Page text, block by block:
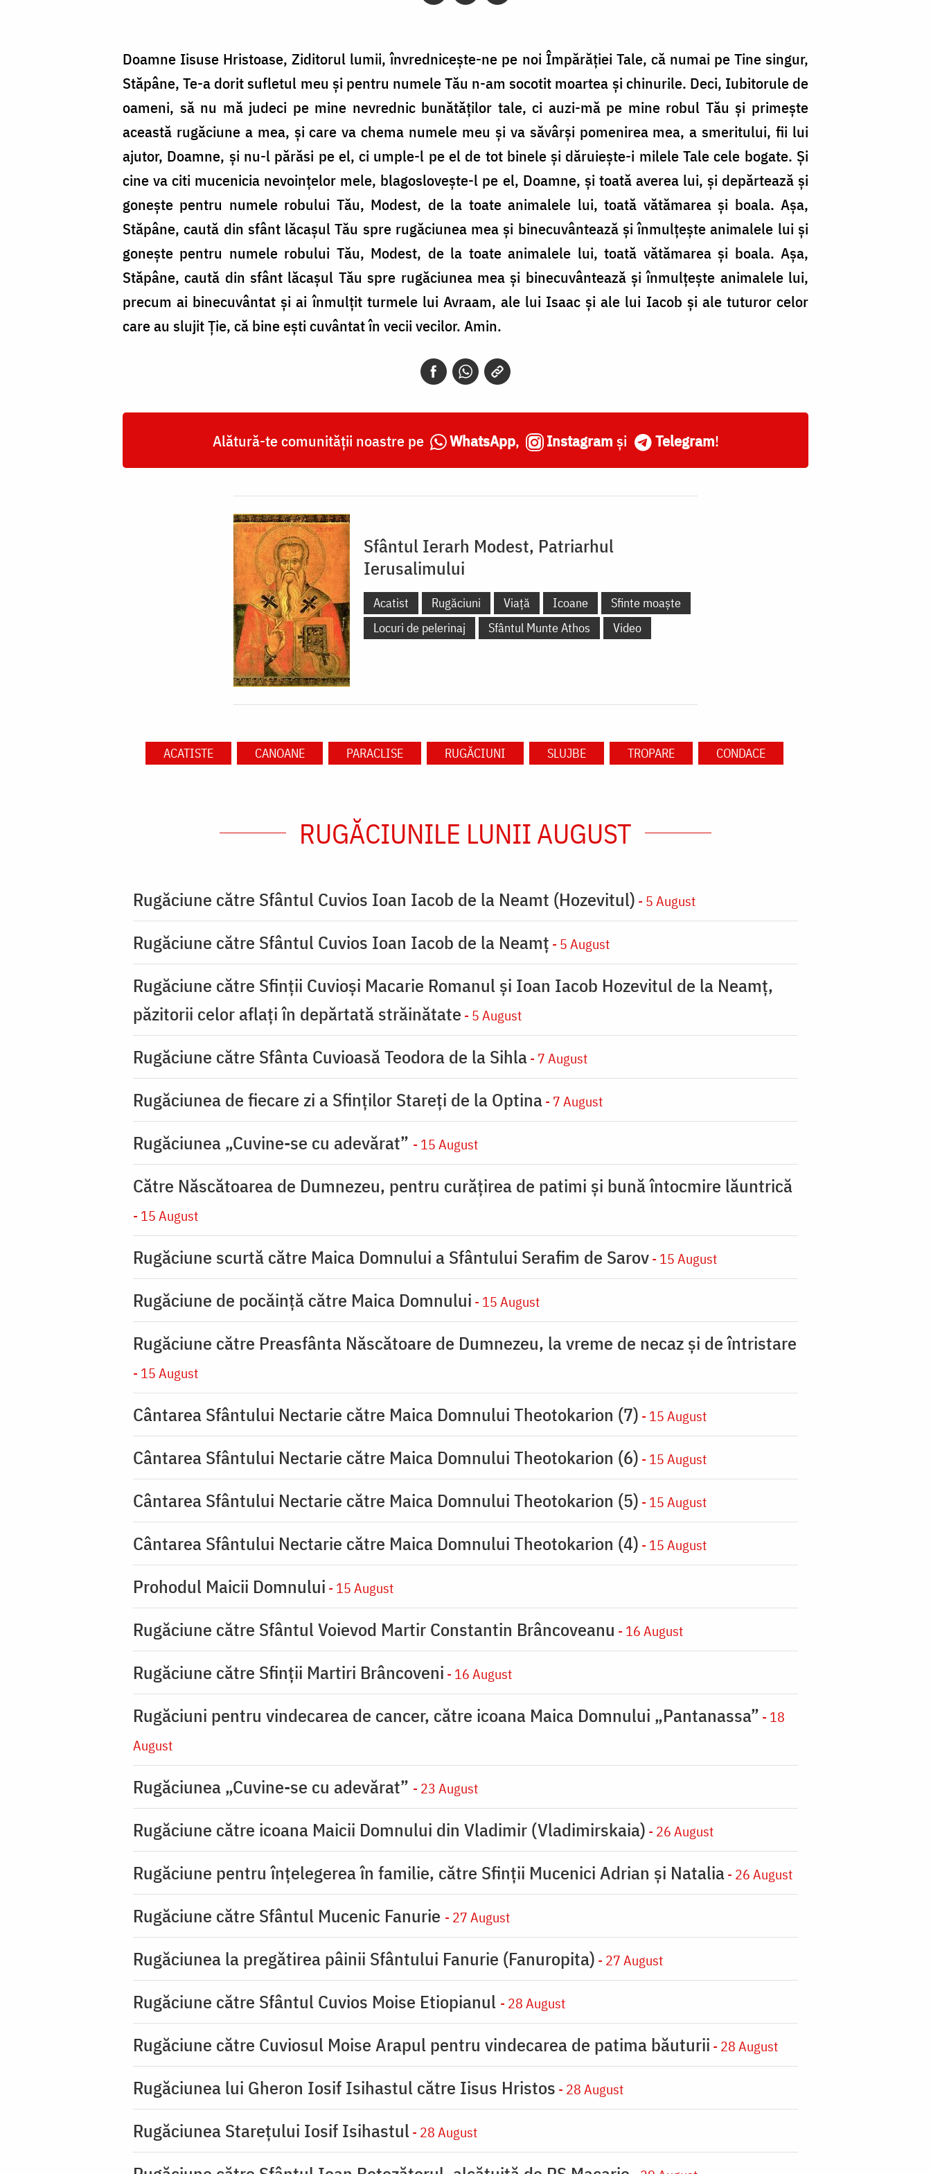
Doamne Iisuse Hristoase, Ziditorul lumii, învredniceşte-ne pe noi Împărăţiei Tale, că numai pe Tine singur,
Stăpâne, Te-a dorit sufletul meu şi pentru numele Tău n-am socotit moartea şi chinurile. Deci, Iubitorule de
oameni, să nu mă judeci pe mine nevrednic bunătăţilor tale, ci auzi-mă pe mine robul Tău şi primeşte
această rugăciune a mea, şi care va chema numele meu şi va săvârşi pomenirea mea, a smeritului, fii lui
ajutor, Doamne, şi nu-l părăsi pe el, ci umple-l pe el de tot binele şi dăruieşte-i milele Tale cele bogate. Şi
cine va citi mucenicia nevoinţelor mele, blagosloveşte-l pe el, Doamne, şi toată averea lui, şi depărtează şi
goneşte pentru numele robului Tău, Modest, de la toate animalele lui, toată vătămarea şi boala. Aşa,
Stăpâne, caută din sfânt lăcaşul Tău spre rugăciunea mea şi binecuvântează şi înmulţeşte animalele lui şi
goneşte pentru numele robului Tău, Modest, de la toate animalele lui, toată vătămarea şi boala. Aşa,
Stăpâne, caută din sfânt lăcaşul Tău spre rugăciunea mea şi binecuvântează şi înmulţeşte animalele lui,
precum ai binecuvântat şi ai înmulţit turmele lui Avraam, ale lui Isaac şi ale lui Iacob şi ale tuturor celor
care au slujit Ţie, că bine eşti cuvântat în vecii vecilor. Amin.
Alătură-te comunității noastre pe WhatsApp, Instagram și Telegram!
Sfântul Ierarh Modest, Patriarhul
Ierusalimului
Acatist Rugăciuni Viață Icoane
Sfinte moaște
Locuri de pelerinaj
Sfântul Munte Athos Video
ACATISTE CANOANE PARACLISE RUGĂCIUNI SLUJBE TROPARE CONDACE
RUGĂCIUNILE LUNII AUGUST
Rugăciune către Sfântul Cuvios Ioan Iacob de la Neamt (Hozevitul) - 5 August
Rugăciune către Sfântul Cuvios Ioan Iacob de la Neamț - 5 August
Rugăciune către Sfinții Cuvioși Macarie Romanul și Ioan Iacob Hozevitul de la Neamț,
păzitorii celor aflați în depărtată străinătate - 5 August
Rugăciune către Sfânta Cuvioasă Teodora de la Sihla- 7 August
Rugăciunea de fiecare zi a Sfinților Stareți de la Optina- 7 August
Rugăciunea „Cuvine-se cu adevărat” - 15 August
Către Născătoarea de Dumnezeu, pentru curățirea de patimi și bună întocmire lăuntrică
- 15 August
Rugăciune scurtă către Maica Domnului a Sfântului Serafim de Sarov- 15 August
Rugăciune de pocăinţă către Maica Domnului - 15 August
Rugăciune către Preasfânta Născătoare de Dumnezeu, la vreme de necaz şi de întristare
- 15 August
Cântarea Sfântului Nectarie către Maica Domnului Theotokarion (7) - 15 August
Cântarea Sfântului Nectarie către Maica Domnului Theotokarion (6) - 15 August
Cântarea Sfântului Nectarie către Maica Domnului Theotokarion (5) - 15 August
Cântarea Sfântului Nectarie către Maica Domnului Theotokarion (4) - 15 August
Prohodul Maicii Domnului - 15 August
Rugăciune către Sfântul Voievod Martir Constantin Brâncoveanu - 16 August
Rugăciune către Sfinții Martiri Brâncoveni - 16 August
Rugăciuni pentru vindecarea de cancer, către icoana Maica Domnului „Pantanassa” - 18
August
Rugăciunea „Cuvine-se cu adevărat” - 23 August
Rugăciune către icoana Maicii Domnului din Vladimir (Vladimirskaia) - 26 August
Rugăciune pentru înţelegerea în familie, către Sfinţii Mucenici Adrian şi Natalia- 26 August
Rugăciune către Sfântul Mucenic Fanurie - 27 August
Rugăciunea la pregătirea pâinii Sfântului Fanurie (Fanuropita) - 27 August
Rugăciune către Sfântul Cuvios Moise Etiopianul - 28 August
Rugăciune către Cuviosul Moise Arapul pentru vindecarea de patima băuturii - 28 August
Rugăciunea lui Gheron Iosif Isihastul către Iisus Hristos - 28 August
Rugăciunea Starețului Iosif Isihastul - 28 August